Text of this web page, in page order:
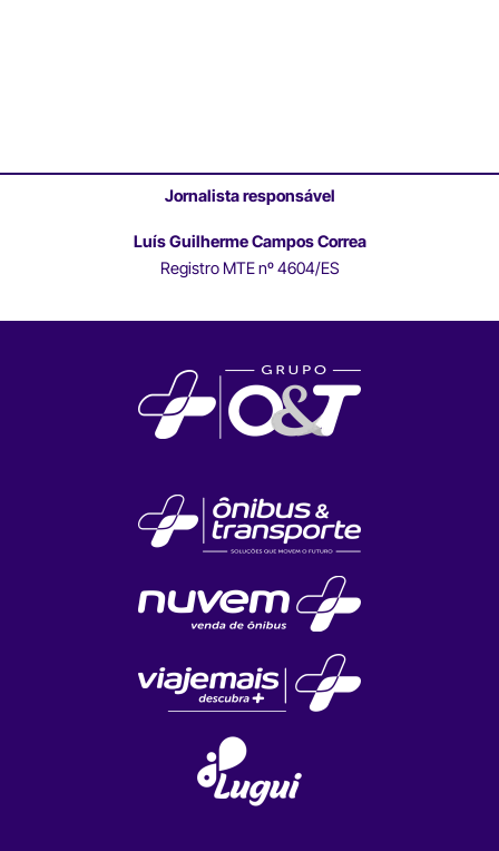
Jornalista responsável
Luís Guilherme Campos Correa
Registro MTE nº 4604/ES